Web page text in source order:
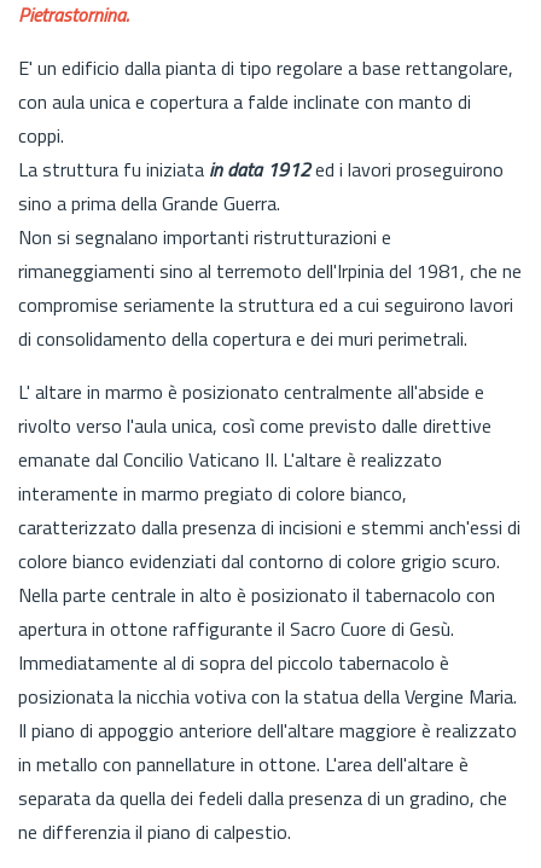
Pietrastornina.
E' un edificio dalla pianta di tipo regolare a base rettangolare,
con aula unica e copertura a falde inclinate con manto di
coppi.
La struttura fu iniziata in data 1912ed i lavori proseguirono
sino a prima della Grande Guerra.
Non si segnalano importanti ristrutturazioni e
rimaneggiamenti sino al terremoto dell'Irpinia del 1981, che ne
compromise seriamente la struttura ed a cui seguirono lavori
di consolidamento della copertura e dei muri perimetrali.
L' altare in marmo è posizionato centralmente all'abside e
rivolto verso l'aula unica, così come previsto dalle direttive
emanate dal Concilio Vaticano II. L'altare è realizzato
interamente in marmo pregiato di colore bianco,
caratterizzato dalla presenza di incisioni e stemmi anch'essi di
colore bianco evidenziati dal contorno di colore grigio scuro.
Nella parte centrale in alto è posizionato il tabernacolo con
apertura in ottone raffigurante il Sacro Cuore di Gesù.
Immediatamente al di sopra del piccolo tabernacolo è
posizionata la nicchia votiva con la statua della Vergine Maria.
Il piano di appoggio anteriore dell'altare maggiore è realizzato
in metallo con pannellature in ottone. L'area dell'altare è
separata da quella dei fedeli dalla presenza di un gradino, che
ne differenzia il piano di calpestio.